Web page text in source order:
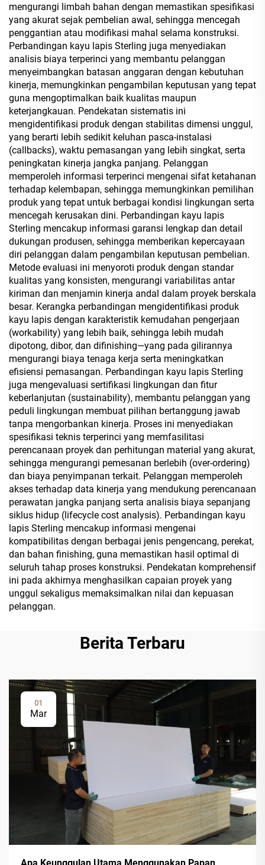
mengurangi limbah bahan dengan memastikan spesifikasi
yang akurat sejak pembelian awal, sehingga mencegah
penggantian atau modifikasi mahal selama konstruksi.
Perbandingan kayu lapis Sterling juga menyediakan
analisis biaya terperinci yang membantu pelanggan
menyeimbangkan batasan anggaran dengan kebutuhan
kinerja, memungkinkan pengambilan keputusan yang tepat
guna mengoptimalkan baik kualitas maupun
keterjangkauan. Pendekatan sistematis ini
mengidentifikasi produk dengan stabilitas dimensi unggul,
yang berarti lebih sedikit keluhan pasca-instalasi
(callbacks), waktu pemasangan yang lebih singkat, serta
peningkatan kinerja jangka panjang. Pelanggan
memperoleh informasi terperinci mengenai sifat ketahanan
terhadap kelembapan, sehingga memungkinkan pemilihan
produk yang tepat untuk berbagai kondisi lingkungan serta
mencegah kerusakan dini. Perbandingan kayu lapis
Sterling mencakup informasi garansi lengkap dan detail
dukungan produsen, sehingga memberikan kepercayaan
diri pelanggan dalam pengambilan keputusan pembelian.
Metode evaluasi ini menyoroti produk dengan standar
kualitas yang konsisten, mengurangi variabilitas antar
kiriman dan menjamin kinerja andal dalam proyek berskala
besar. Kerangka perbandingan mengidentifikasi produk
kayu lapis dengan karakteristik kemudahan pengerjaan
(workability) yang lebih baik, sehingga lebih mudah
dipotong, dibor, dan difinishing—yang pada gilirannya
mengurangi biaya tenaga kerja serta meningkatkan
efisiensi pemasangan. Perbandingan kayu lapis Sterling
juga mengevaluasi sertifikasi lingkungan dan fitur
keberlanjutan (sustainability), membantu pelanggan yang
peduli lingkungan membuat pilihan bertanggung jawab
tanpa mengorbankan kinerja. Proses ini menyediakan
spesifikasi teknis terperinci yang memfasilitasi
perencanaan proyek dan perhitungan material yang akurat,
sehingga mengurangi pemesanan berlebih (over-ordering)
dan biaya penyimpanan terkait. Pelanggan memperoleh
akses terhadap data kinerja yang mendukung perencanaan
perawatan jangka panjang serta analisis biaya sepanjang
siklus hidup (lifecycle cost analysis). Perbandingan kayu
lapis Sterling mencakup informasi mengenai
kompatibilitas dengan berbagai jenis pengencang, perekat,
dan bahan finishing, guna memastikan hasil optimal di
seluruh tahap proses konstruksi. Pendekatan komprehensif
ini pada akhirnya menghasilkan capaian proyek yang
unggul sekaligus memaksimalkan nilai dan kepuasan
pelanggan.
Berita Terbaru
01
Mar
Apa Keunggulan Utama Menggunakan Papan